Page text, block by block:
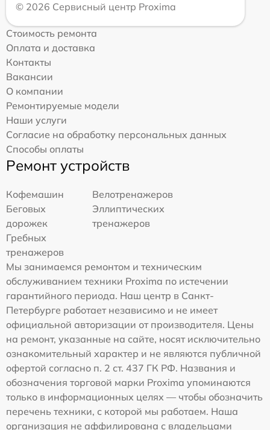
© 2026 Сервисный центр Proxima
Стоимость ремонта
Оплата и доставка
Контакты
Вакансии
О компании
Ремонтируемые модели
Наши услуги
Согласие на обработку персональных данных
Способы оплаты
Ремонт устройств
Кофемашин
Велотренажеров
Беговых
дорожек
Эллиптических
тренажеров
Гребных
тренажеров
Мы занимаемся ремонтом и техническим
обслуживанием техники Proxima по истечении
гарантийного периода. Наш центр в Санкт-
Петербурге работает независимо и не имеет
официальной авторизации от производителя. Цены
на ремонт, указанные на сайте, носят исключительно
ознакомительный характер и не являются публичной
офертой согласно п. 2 ст. 437 ГК РФ. Названия и
обозначения торговой марки Proxima упоминаются
только в информационных целях — чтобы обозначить
перечень техники, с которой мы работаем. Наша
организация не аффилирована с владельцами